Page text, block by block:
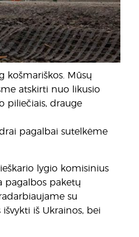
košmariškos. Mūsų
atskirti nuo likusio
piliečiais, drauge
pagalbai sutelkėme
lygio komisinius
pagalbos paketų
su
iš Ukrainos, bei